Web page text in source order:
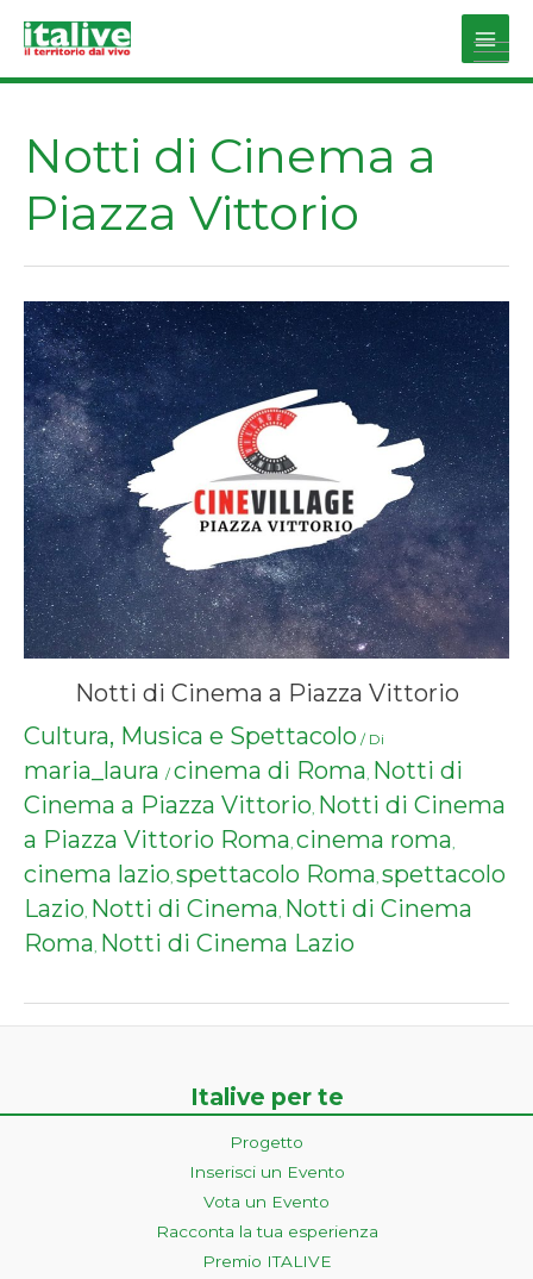
Main
Notti di Cinema a
Piazza Vittorio
Notti di Cinema a Piazza Vittorio
Cultura, Musica e Spettacolo / Di
maria_laura / cinema di Roma, Notti di
Cinema a Piazza Vittorio, Notti di Cinema
a Piazza Vittorio Roma, cinema roma,
cinema lazio, spettacolo Roma, spettacolo
Lazio, Notti di Cinema, Notti di Cinema
Roma, Notti di Cinema Lazio
Italive per te
Progetto
Inserisci un Evento
Vota un Evento
Racconta la tua esperienza
Premio ITALIVE